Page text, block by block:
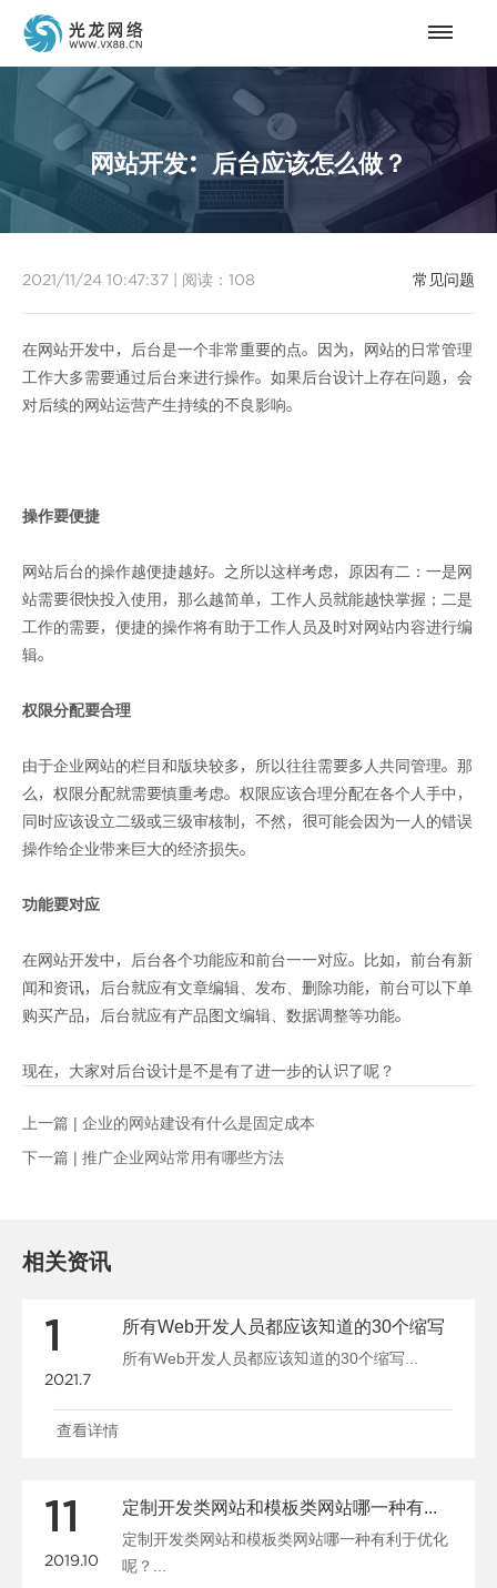
网站开发：后台应该怎么做？
常见问题
2021/11/24 10:47:37 阅读： 108
在网站开发中，后台是一个非常重要的点。因为，网站的日常管理
工作大多需要通过后台来进行操作。如果后台设计上存在问题，会
对后续的网站运营产生持续的不良影响。
操作要便捷
网站后台的操作越便捷越好。之所以这样考虑，原因有二：一是网
站需要很快投入使用，那么越简单，工作人员就能越快掌握；二是
工作的需要，便捷的操作将有助于工作人员及时对网站内容进行编
辑。
权限分配要合理
由于企业网站的栏目和版块较多，所以往往需要多人共同管理。那
么，权限分配就需要慎重考虑。权限应该合理分配在各个人手中，
同时应该设立二级或三级审核制，不然，很可能会因为一人的错误
操作给企业带来巨大的经济损失。
功能要对应
在网站开发中，后台各个功能应和前台一一对应。比如，前台有新
闻和资讯，后台就应有文章编辑、发布、删除功能，前台可以下单
购买产品，后台就应有产品图文编辑、数据调整等功能。
现在，大家对后台设计是不是有了进一步的认识了呢？
上一篇 | 企业的网站建设有什么是固定成本
下一篇 | 推广企业网站常用有哪些方法
相关资讯
1
2021.7
所有Web开发人员都应该知道的30个缩写
所有Web开发人员都应该知道的30个缩写...
查看详情
11
2019.10
定制开发类网站和模板类网站哪一种有利于优化呢？
定制开发类网站和模板类网站哪一种有利于优化
呢？...